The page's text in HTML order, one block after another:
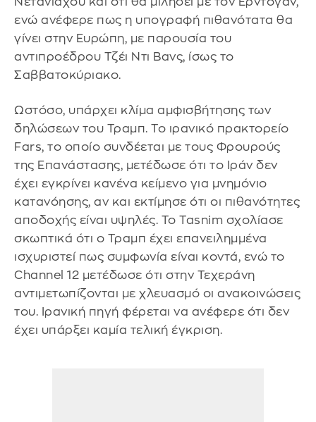
ενώ ανέφερε πως η υπογραφή πιθανότατα θα
γίνει στην Ευρώπη, με παρουσία του
αντιπροέδρου Τζέι Ντι Βανς, ίσως το
Σαββατοκύριακο.
Ωστόσο, υπάρχει κλίμα αμφισβήτησης των
δηλώσεων του Τραμπ. Το ιρανικό πρακτορείο
Fars, το οποίο συνδέεται με τους Φρουρούς
της Επανάστασης, μετέδωσε ότι το Ιράν δεν
έχει εγκρίνει κανένα κείμενο για μνημόνιο
κατανόησης, αν και εκτίμησε ότι οι πιθανότητες
αποδοχής είναι υψηλές. Το Tasnim σχολίασε
σκωπτικά ότι ο Τραμπ έχει επανειλημμένα
ισχυριστεί πως συμφωνία είναι κοντά, ενώ το
Channel 12 μετέδωσε ότι στην Τεχεράνη
αντιμετωπίζονται με χλευασμό οι ανακοινώσεις
του. Ιρανική πηγή φέρεται να ανέφερε ότι δεν
έχει υπάρξει καμία τελική έγκριση.